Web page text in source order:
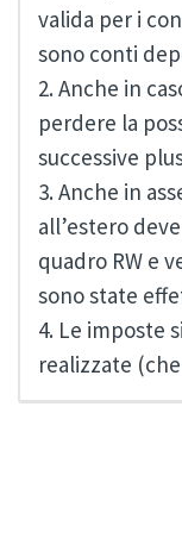
valida per i
sono conti
2. Anche in
perdere la
successive
3. Anche in
all’estero
quadro RW e
sono state
4. Le imposte
realizzate